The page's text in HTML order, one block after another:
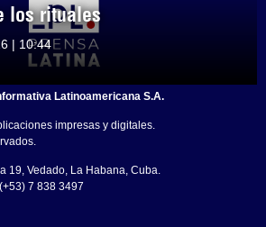
los rituales
| 10:44
Latinoamericana S.A.
impresas y digitales.
19, Vedado, La Habana, Cuba.
7 838 3497